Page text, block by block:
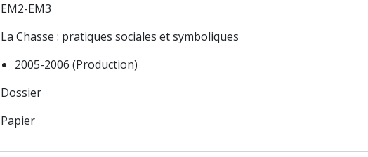
EM2-EM3
La Chasse : pratiques sociales et symboliques
2005-2006 (Production)
Dossier
Papier